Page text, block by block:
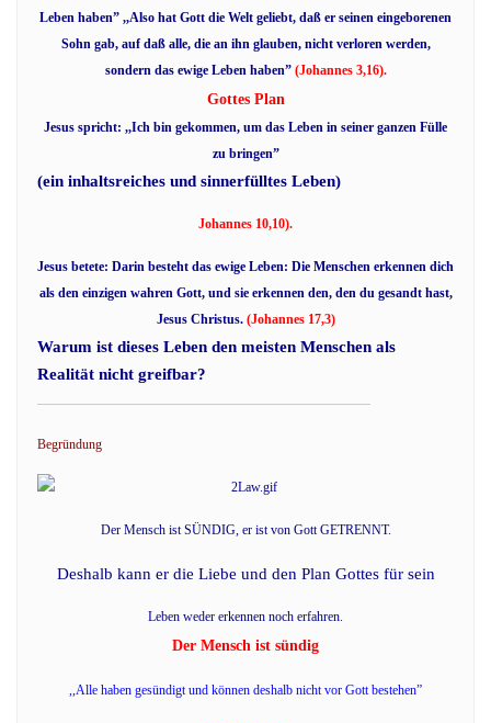
Leben haben” ,,Also hat Gott die Welt geliebt, daß er seinen eingeborenen
Sohn gab, auf daß alle, die an ihn glauben, nicht verloren werden,
sondern das ewige Leben haben” (Johannes 3,16).
Gottes Plan
Jesus spricht: ,,Ich bin gekommen, um das Leben in seiner ganzen Fülle
zu bringen”
(ein inhaltsreiches und sinnerfülltes Leben)
Johannes 10,10).
Jesus betete: Darin besteht das ewige Leben: Die Menschen erkennen dich
als den einzigen wahren Gott, und sie erkennen den, den du gesandt hast,
Jesus Christus. (Johannes 17,3)
Warum ist dieses Leben den meisten Menschen als
Realität nicht greifbar?
Begründung
Der Mensch ist SÜNDIG, er ist von Gott GETRENNT.
Deshalb kann er die Liebe und den Plan Gottes für sein
Leben weder erkennen noch erfahren.
Der Mensch ist sündig
,,Alle haben gesündigt und können deshalb nicht vor Gott bestehen”